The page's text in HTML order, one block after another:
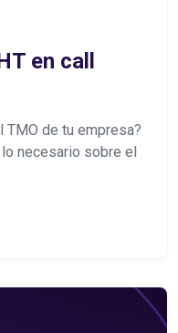
en call
TMO de tu empresa?
necesario sobre el